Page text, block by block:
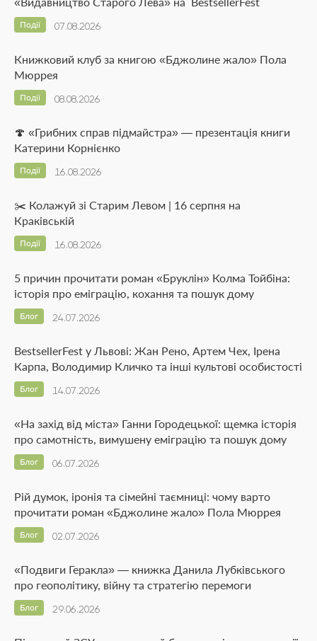
07.08.2026
Події
Книжковий клуб за книгою «Бджолине жало» Пола
Мюррея
08.08.2026
Події
🍄 «Грибних справ підмайстра» — презентація книги
Катерини Корнієнко
16.08.2026
Події
✂️ Колажуй зі Старим Левом | 16 серпня на
Краківській
16.08.2026
Події
5 причин прочитати роман «Бруклін» Колма Тойбіна:
історія про еміграцію, кохання та пошук дому
24.07.2026
Блог
BestsellerFest у Львові: Жан Рено, Артем Чех, Ірена
Карпа, Володимир Кличко та інші культові особистості
14.07.2026
Блог
«На захід від міста» Ганни Городецької: щемка історія
про самотність, вимушену еміграцію та пошук дому
06.07.2026
Блог
Рій думок, іронія та сімейні таємниці: чому варто
прочитати роман «Бджолине жало» Пола Мюррея
02.07.2026
Блог
«Подвиги Геракла» — книжка Данила Лубківського
про геополітику, війну та стратегію перемоги
29.06.2026
Блог